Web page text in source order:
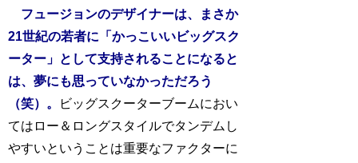
フュージョンのデザイナーは、まさか
21世紀の若者に「かっこいいビッグスク
ーター」として支持されることになると
は、夢にも思っていなかっただろう
（笑）。
ビッグスクーターブームにおい
てはロー＆ロングスタイルでタンデムし
やすいということは重要なファクターに